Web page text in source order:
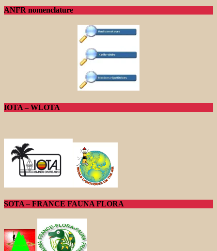
ANFR nomenclature
IOTA – WLOTA
SOTA – FRANCE FAUNA FLORA